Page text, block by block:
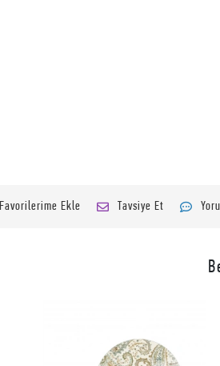
Favorilerime Ekle Tavsiye Et